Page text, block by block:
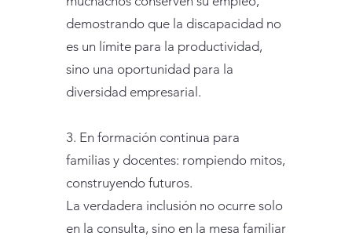
demostrando que la discapacidad no
es un límite para la productividad,
sino una oportunidad para la
diversidad empresarial.
3. En formación continua para
familias y docentes: rompiendo mitos,
construyendo futuros.
La verdadera inclusión no ocurre solo
en la consulta, sino en la mesa familiar